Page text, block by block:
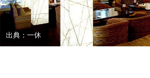
出典：一休